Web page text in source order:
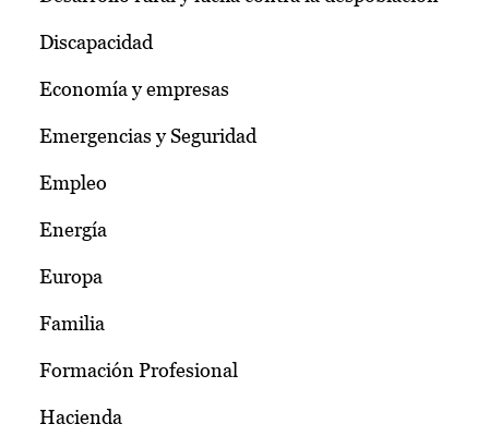
Discapacidad
Economía y empresas
Emergencias y Seguridad
Empleo
Energía
Europa
Familia
Formación Profesional
Hacienda